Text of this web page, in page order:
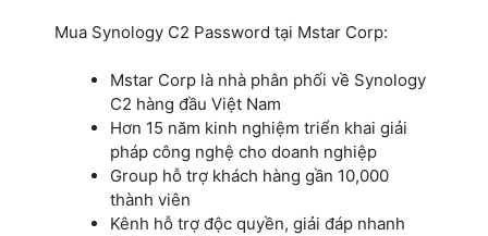
Mua Synology C2 Password tại Mstar Corp:
Mstar Corp là nhà phân phối về Synology
C2 hàng đầu Việt Nam
Hơn 15 năm kinh nghiệm triển khai giải
pháp công nghệ cho doanh nghiệp
Group hỗ trợ khách hàng gần 10,000
thành viên
Kênh hỗ trợ độc quyền, giải đáp nhanh